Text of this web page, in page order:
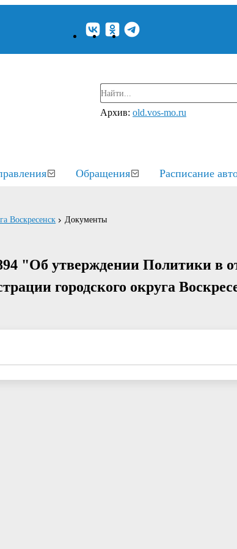
Архив: old.vos-mo.ru
Обращения Расписание
Воскресенск Документы
"Об утверждении Политики в
городского округа